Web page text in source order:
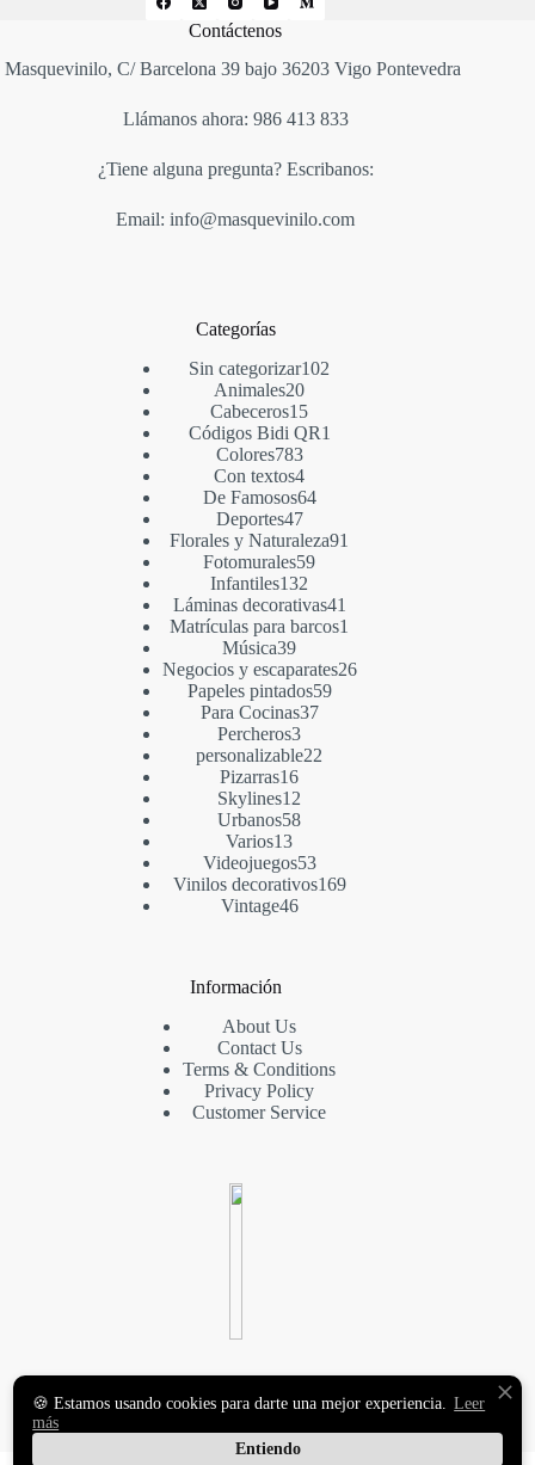
Contáctenos
Masquevinilo, C/ Barcelona 39 bajo 36203 Vigo Pontevedra
Llámanos ahora: 986 413 833
¿Tiene alguna pregunta? Escribanos:
Email: info@masquevinilo.com
Categorías
Sin categorizar102
Animales20
Cabeceros15
Códigos Bidi QR1
Colores783
Con textos4
De Famosos64
Deportes47
Florales y Naturaleza91
Fotomurales59
Infantiles132
Láminas decorativas41
Matrículas para barcos1
Música39
Negocios y escaparates26
Papeles pintados59
Para Cocinas37
Percheros3
personalizable22
Pizarras16
Skylines12
Urbanos58
Varios13
Videojuegos53
Vinilos decorativos169
Vintage46
Información
About Us
Contact Us
Terms & Conditions
Privacy Policy
Customer Service
VINILOS DECORATIVOS
Y FOTOMURALES
PREMIUM
🍪 Estamos usando cookies para darte una mejor experiencia. Leer
más
Entiendo